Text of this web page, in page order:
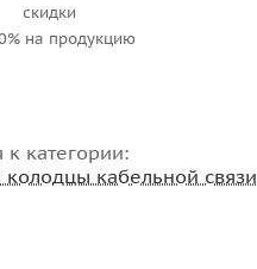
скидки
на продукцию
к категории:
кабельной связи